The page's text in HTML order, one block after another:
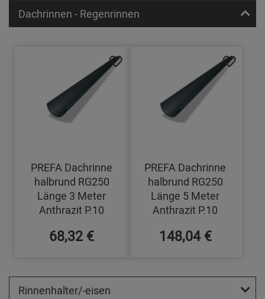
Dachrinnen - Regenrinnen
PREFA Dachrinne
halbrund RG250
Länge 3 Meter
Anthrazit P.10
68,32 €
PREFA Dachrinne
halbrund RG250
Länge 5 Meter
Anthrazit P.10
148,04 €
Rinnenhalter/-eisen